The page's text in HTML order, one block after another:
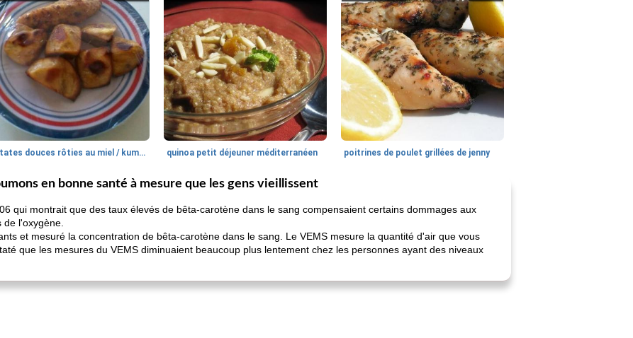
patates douces rôties au miel / kumara quinoa petit déjeuner méditerranéen poitrines de poulet grillées de jenny
en bonne santé à mesure que les gens vieillissent
qui montrait que des taux élevés de bêta-carotène dans le sang compensaient certains dommages aux
l'oxygène.
et mesuré la concentration de bêta-carotène dans le sang. Le VEMS mesure la quantité d'air que vous
que les mesures du VEMS diminuaient beaucoup plus lentement chez les personnes ayant des niveaux